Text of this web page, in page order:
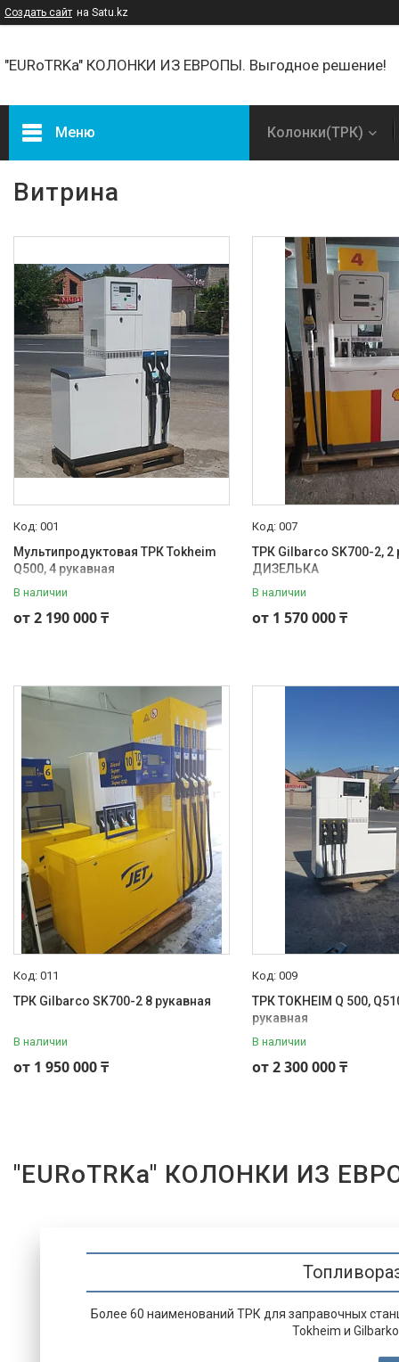
Создать сайт на Satu.kz
"EURoTRKa" КОЛОНКИ ИЗ ЕВРОПЫ. Выгодное решение!
Меню
О нас
Отзывы
Условия оплаты и доставки
Колонки(ТРК)
Витрина
001
Мультипродуктовая ТРК Tokheim
Q500, 4 рукавная
В наличии
от 2 190 000 ₸
007
ТРК Gilbarco SK700-2, 2
ДИЗЕЛЬКА
В наличии
от 1 570 000 ₸
011
ТРК Gilbarco SK700-2 8 рукавная
В наличии
от 1 950 000 ₸
009
ТРК TOKHEIM Q 500,
рукавная
В наличии
от 2 300 000 ₸
"EURoTRKa" КОЛОНКИ ИЗ
Более 60 наименований ТРК для заправочных
Tokheim и